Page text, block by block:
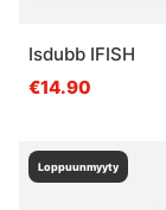
Isdubb IFISH
€14.90
Loppuunmyyty